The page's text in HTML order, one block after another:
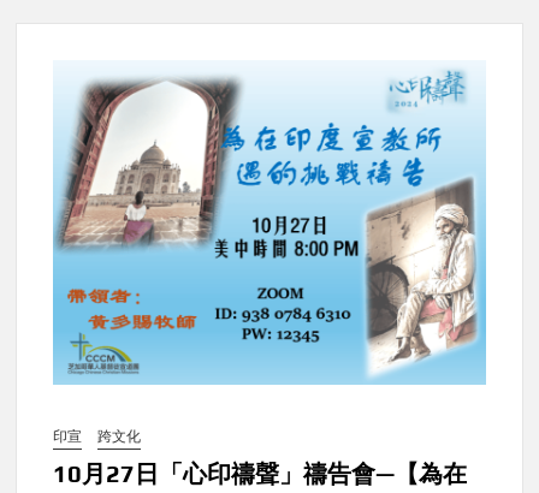
印宣 跨文化
10月27日「心印禱聲」禱告會—【為在